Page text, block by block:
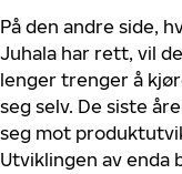
På den andre side,
Juhala har rett, vil
lenger trenger å
seg selv. De siste
seg mot
Utviklingen av enda